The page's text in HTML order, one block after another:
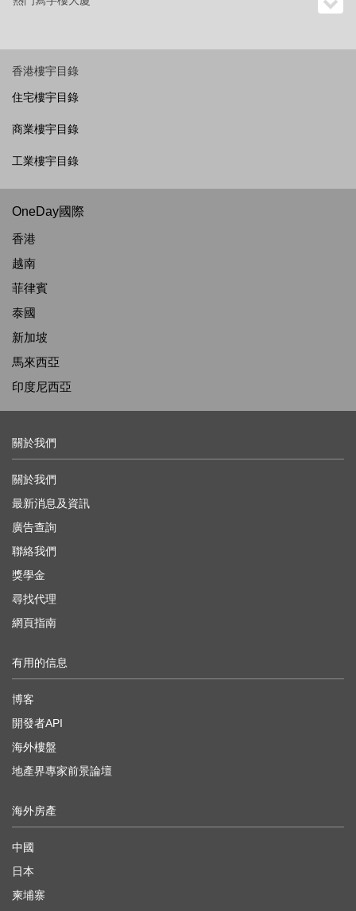
香港樓宇目錄
住宅樓宇目錄
商業樓宇目錄
工業樓宇目錄
OneDay國際
香港
越南
菲律賓
泰國
新加坡
馬來西亞
印度尼西亞
關於我們
關於我們
最新消息及資訊
廣告查詢
聯絡我們
獎學金
尋找代理
網頁指南
有用的信息
博客
開發者API
海外樓盤
地產界專家前景論壇
海外房產
中國
日本
柬埔寨